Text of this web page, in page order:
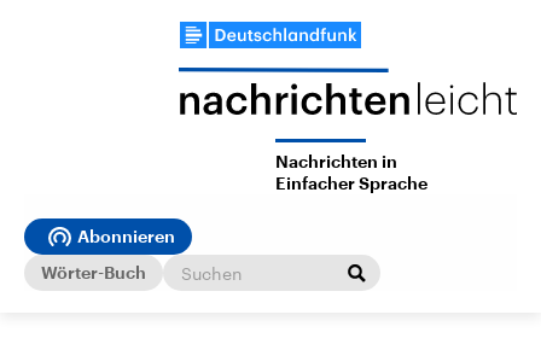
Nachrichten in
Einfacher Sprache
Abonnieren
Wörter-Buch